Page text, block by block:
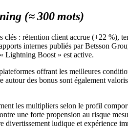
(≈ 300 mots)
: rétention client accrue (+22 %),
internes publiés par Betsson
Lightning Boost » est active.
offrant les meilleures
des bonus sont également
les multipliers selon le profil
une forte propension au risque
ludique et expérience